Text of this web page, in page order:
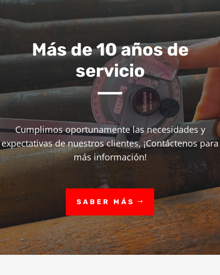
Más de 10 años de
servicio
Cumplimos oportunamente las necesidades y
expectativas de nuestros clientes, ¡Contáctenos para
más información!
SABER MÁS